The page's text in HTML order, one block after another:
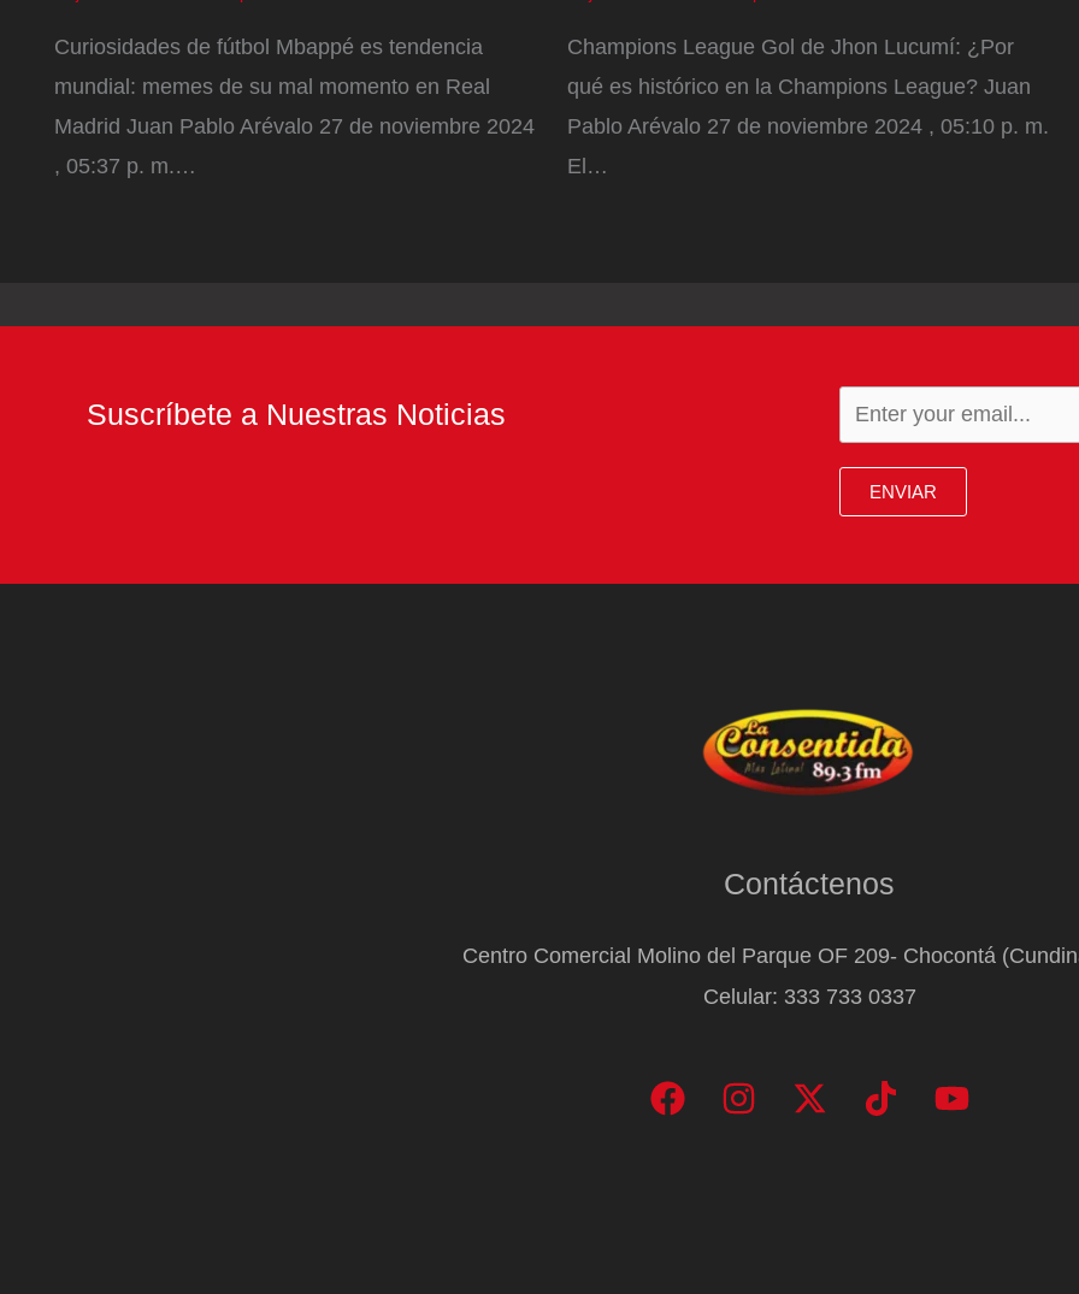
Curiosidades de fútbol Mbappé es tendencia
mundial: memes de su mal momento en Real
Madrid Juan Pablo Arévalo 27 de noviembre 2024
, 05:37 p. m.…
Champions League Gol de Jhon Lucumí: ¿Por
qué es histórico en la Champions League? Juan
Pablo Arévalo 27 de noviembre 2024 , 05:10 p. m.
El…
Suscríbete a Nuestras Noticias
ENVIAR
Contáctenos
Centro Comercial Molino del Parque OF 209- Chocontá
Celular: 333 733 0337